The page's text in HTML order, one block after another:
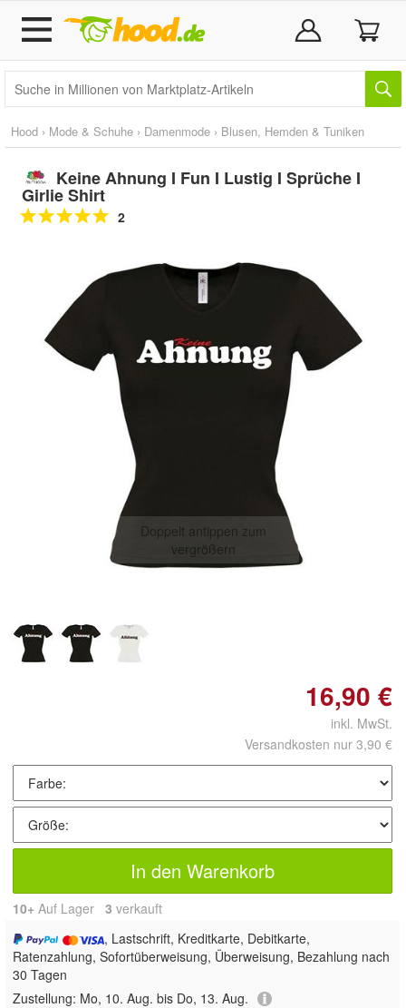
Hood › Mode & Schuhe › Damenmode › Blusen, Hemden & Tuniken
Keine Ahnung I Fun I Lustig I Sprüche I
Girlie Shirt
2
Doppelt antippen zum
vergrößern
16,90 €
inkl. MwSt.
Versandkosten nur 3,90 €
In den Warenkorb
10+ Auf Lager 3 verkauft
, Lastschrift, Kreditkarte, Debitkarte,
Ratenzahlung, Sofortüberweisung, Überweisung, Bezahlung nach
30 Tagen
Zustellung: Mo, 10. Aug. bis Do, 13. Aug.